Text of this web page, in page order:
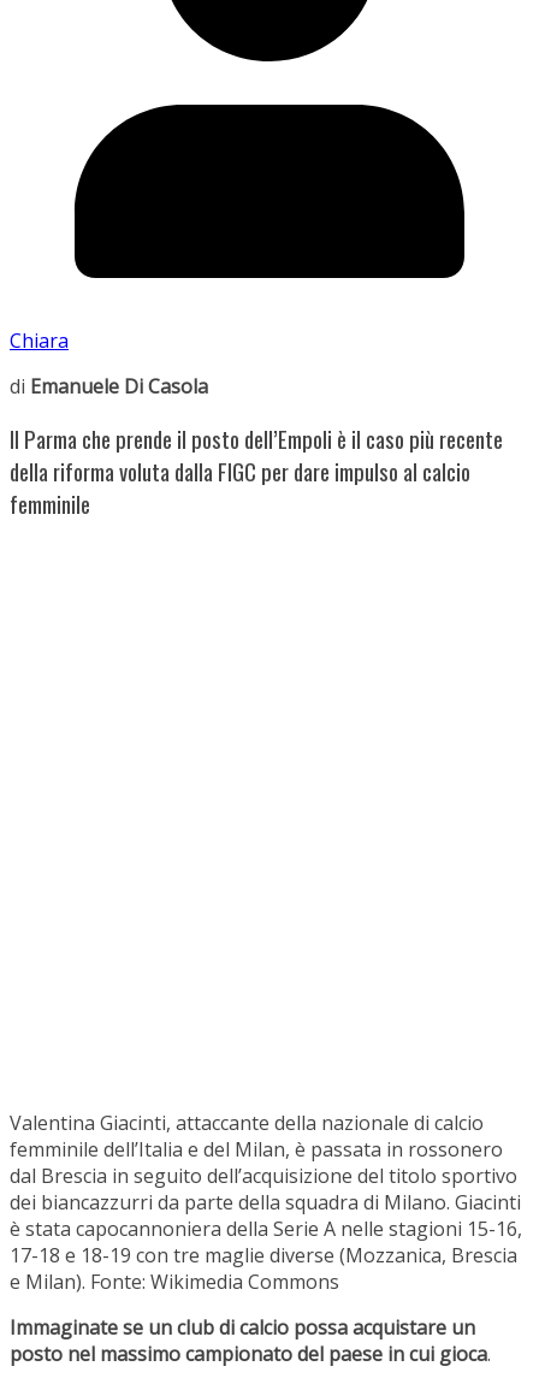
Chiara
di Emanuele Di Casola
Il Parma che prende il posto dell’Empoli è il caso più recente
della riforma voluta dalla FIGC per dare impulso al calcio
femminile
Valentina Giacinti, attaccante della nazionale di calcio
femminile dell’Italia e del Milan, è passata in rossonero
dal Brescia in seguito dell’acquisizione del titolo sportivo
dei biancazzurri da parte della squadra di Milano. Giacinti
è stata capocannoniera della Serie A nelle stagioni 15-16,
17-18 e 18-19 con tre maglie diverse (Mozzanica, Brescia
e Milan). Fonte: Wikimedia Commons
Immaginate se un club di calcio possa acquistare un
posto nel massimo campionato del paese in cui gioca.